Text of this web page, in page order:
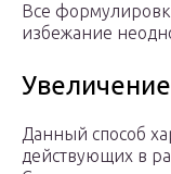
Все
избежание
Данный способ
действующих в